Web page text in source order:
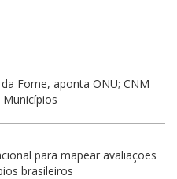
Fome, aponta ONU; CNM
para mapear avaliações
brasileiros